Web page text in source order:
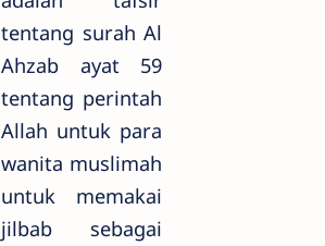
tentang surah Al
Ahzab ayat 59
tentang perintah
Allah untuk para
wanita muslimah
untuk memakai
jilbab sebagai